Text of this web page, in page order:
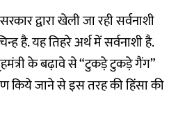
द्वारा खेली जा रही सर्वनाशी
है. यह तिहरे अर्थ में सर्वनाशी है.
के बढ़ावे से “टुकड़े टुकड़े गैंग”
किये जाने से इस तरह की हिंसा की